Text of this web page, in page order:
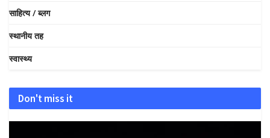
साहित्य / ब्लग
स्थानीय तह
स्वास्थ्य
Don't miss it